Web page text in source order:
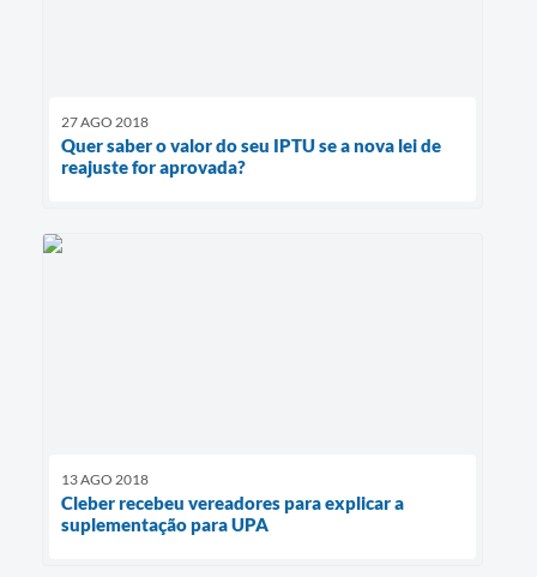
27 AGO 2018
Quer saber o valor do seu IPTU se a nova lei de
reajuste for aprovada?
13 AGO 2018
Cleber recebeu vereadores para explicar a
suplementação para UPA